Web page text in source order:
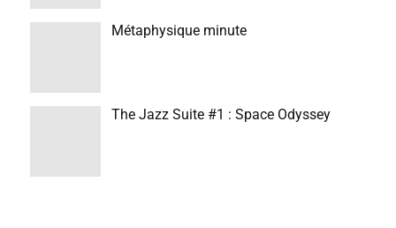
Métaphysique minute
The Jazz Suite #1 : Space Odyssey